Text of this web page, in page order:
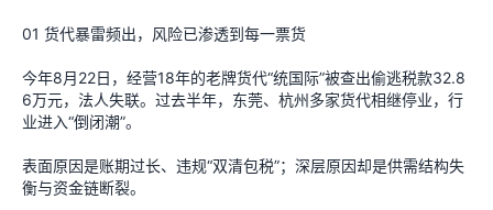
01 货代暴雷频出，风险已渗透到每一票货
今年8月22日，经营18年的老牌货代“统国际”被查出偷逃税款32.8
6万元，法人失联。过去半年，东莞、杭州多家货代相继停业，行
业进入“倒闭潮”。
表面原因是账期过长、违规“双清包税”；深层原因却是供需结构失
衡与资金链断裂。